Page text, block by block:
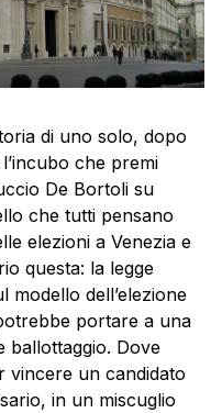
di uno solo, dopo
che premi
De Bortoli su
che tutti pensano
elezioni a Venezia e
questa: la legge
modello dell’elezione
portare a una
ballottaggio. Dove
vincere un candidato
in un miscuglio